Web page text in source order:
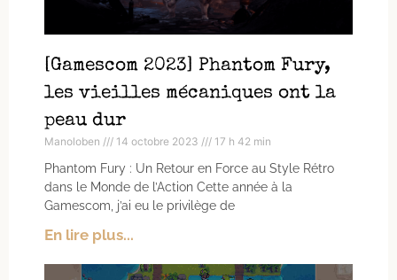
[Gamescom 2023] Phantom Fury,
les vieilles mécaniques ont la
peau dur
Manoloben 14 octobre 2023 17 h 42 min
Phantom Fury : Un Retour en Force au Style Rétro
dans le Monde de l’Action Cette année à la
Gamescom, j’ai eu le privilège de
En lire plus...